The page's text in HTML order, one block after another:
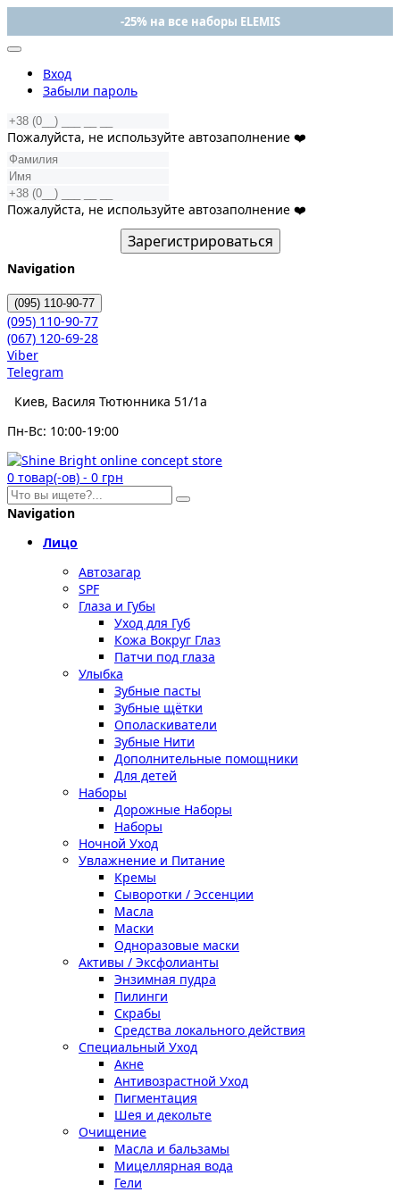
-25% на все наборы ELEMIS
Вход
Забыли пароль
Пожалуйста, не используйте автозаполнение ❤️
Пожалуйста, не используйте автозаполнение ❤️
Зарегистрироваться
Navigation
(095) 110-90-77
(095) 110-90-77
(067) 120-69-28
Viber
Telegram
Киев, Василя Тютюнника 51/1а
Пн-Вс: 10:00-19:00
0 товар(-ов) - 0 грн
Navigation
Лицо
Автозагар
SPF
Глаза и Губы
Уход для Губ
Кожа Вокруг Глаз
Патчи под глаза
Улыбка
Зубные пасты
Зубные щётки
Ополаскиватели
Зубные Нити
Дополнительные помощники
Для детей
Наборы
Дорожные Наборы
Наборы
Ночной Уход
Увлажнение и Питание
Кремы
Сыворотки / Эссенции
Масла
Маски
Одноразовые маски
Активы / Эксфолианты
Энзимная пудра
Пилинги
Скрабы
Средства локального действия
Специальный Уход
Акне
Антивозрастной Уход
Пигментация
Шея и декольте
Очищение
Масла и бальзамы
Мицеллярная вода
Гели